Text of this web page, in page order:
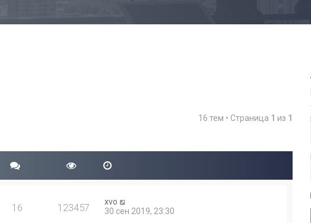
16 тем • Страница 1 из 1
16 123457
xvo
30 сен 2019, 23:30